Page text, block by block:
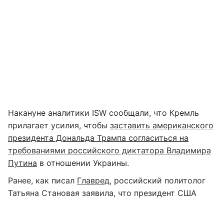
Накануне аналитики ISW сообщали, что Кремль
прилагает усилия, чтобы заставить американского
президента Дональда Трампа согласиться на
требованиями российского диктатора Владимира
Путина в отношении Украины.
Ранее, как писал Главред, российский политолог
Татьяна Становая заявила, что президент США